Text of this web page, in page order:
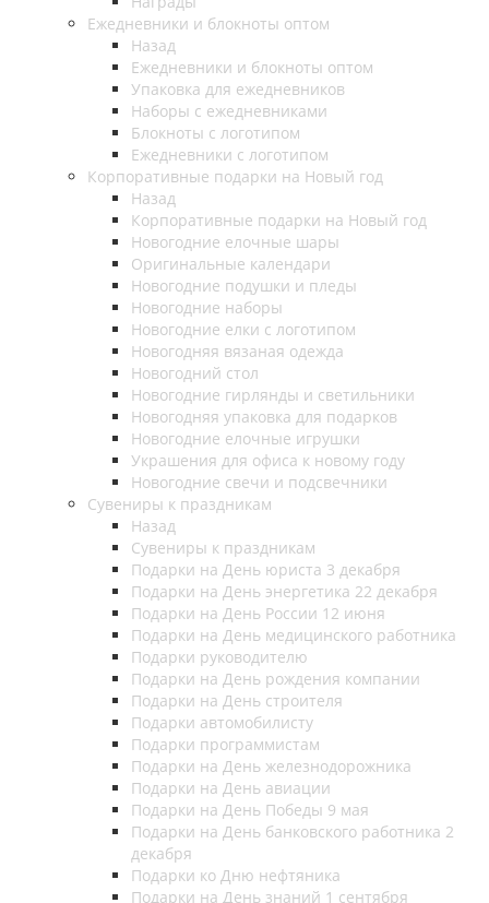
Ежедневники и блокноты оптом
Назад
Ежедневники и блокноты оптом
Упаковка для ежедневников
Наборы с ежедневниками
Блокноты с логотипом
Ежедневники с логотипом
Корпоративные подарки на Новый год
Назад
Корпоративные подарки на Новый год
Новогодние елочные шары
Оригинальные календари
Новогодние подушки и пледы
Новогодние наборы
Новогодние елки с логотипом
Новогодняя вязаная одежда
Новогодний стол
Новогодние гирлянды и светильники
Новогодняя упаковка для подарков
Новогодние елочные игрушки
Украшения для офиса к новому году
Новогодние свечи и подсвечники
Сувениры к праздникам
Назад
Сувениры к праздникам
Подарки на День юриста 3 декабря
Подарки на День энергетика 22 декабря
Подарки на День России 12 июня
Подарки на День медицинского работника
Подарки руководителю
Подарки на День рождения компании
Подарки на День строителя
Подарки автомобилисту
Подарки программистам
Подарки на День железнодорожника
Подарки на День авиации
Подарки на День Победы 9 мая
Подарки на День банковского работника 2
декабря
Подарки ко Дню нефтяника
Подарки на День знаний 1 сентября